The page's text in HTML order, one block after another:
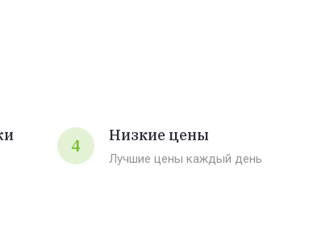
4 Низкие цены
Лучшие цены каждый день